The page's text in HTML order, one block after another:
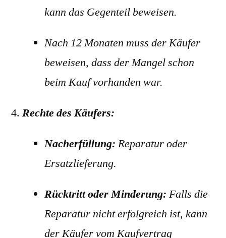
kann das Gegenteil beweisen.
Nach 12 Monaten muss der Käufer
beweisen, dass der Mangel schon
beim Kauf vorhanden war.
Rechte des Käufers:
Nacherfüllung: Reparatur oder
Ersatzlieferung.
Rücktritt oder Minderung: Falls die
Reparatur nicht erfolgreich ist, kann
der Käufer vom Kaufvertrag